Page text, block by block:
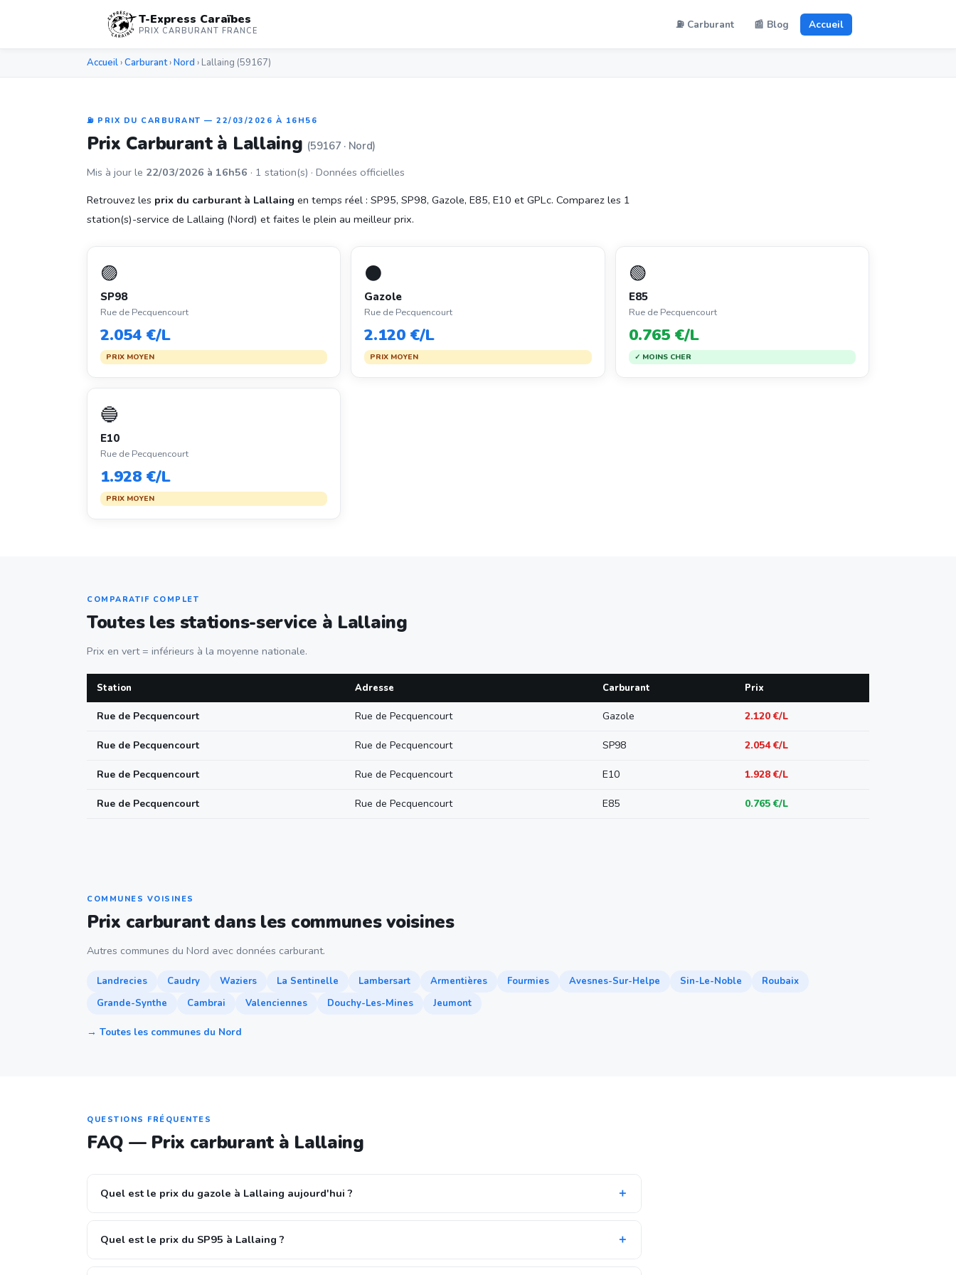
T-Express Caraïbes
PRIX CARBURANT FRANCE ⛽ Carburant 📰 Blog Accueil
Accueil ›Carburant›Nord › Lallaing (59167)
⛽ PRIX DU CARBURANT — 22/03/2026 À 16H56
Prix Carburant à Lallaing (59167 · Nord)
Mis à jour le 22/03/2026 à 16h56 · 1 station(s) · Données officielles
Retrouvez les prix du carburant à Lallaing en temps réel : SP95, SP98, Gazole, E85, E10 et GPLc. Comparez les 1
station(s)-service de Lallaing (Nord) et faites le plein au meilleur prix.
🟣
SP98
Rue de Pecquencourt
2.054 €/L
PRIX MOYEN
⚫
Gazole
Rue de Pecquencourt
2.120 €/L
PRIX MOYEN
🟢
E85
Rue de Pecquencourt
0.765 €/L
✓ MOINS CHER
🔵
E10
Rue de Pecquencourt
1.928 €/L
PRIX MOYEN
COMPARATIF COMPLET
Toutes les stations-service à Lallaing
Prix en vert = inférieurs à la moyenne nationale.
Station Adresse Carburant Prix
Rue de Pecquencourt Rue de Pecquencourt Gazole 2.120 €/L
Rue de Pecquencourt Rue de Pecquencourt SP98 2.054 €/L
Rue de Pecquencourt Rue de Pecquencourt E10 1.928 €/L
Rue de Pecquencourt Rue de Pecquencourt E85 0.765 €/L
COMMUNES VOISINES
Prix carburant dans les communes voisines
Autres communes du Nord avec données carburant.
Landrecies Caudry Waziers La Sentinelle Lambersart Armentières Fourmies Avesnes-Sur-Helpe Sin-Le-Noble
Roubaix
Grande-Synthe
Cambrai Valenciennes Douchy-Les-Mines Jeumont
→ Toutes les communes du Nord
QUESTIONS FRÉQUENTES
FAQ — Prix carburant à Lallaing
Quel est le prix du gazole à Lallaing aujourd'hui ?
Quel est le prix du SP95 à Lallaing ?